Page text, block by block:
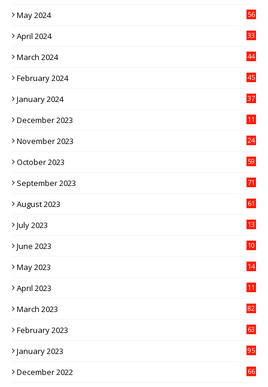
May 2024 56
April 2024 33
March 2024 44
February 2024 45
January 2024 37
December 2023 11
November 2023 24
October 2023 59
September 2023 71
August 2023 61
July 2023
13
June 2023
10
May 2023
14
April 2023
11
March 2023 82
February 2023 63
January 2023 95
December 2022 66